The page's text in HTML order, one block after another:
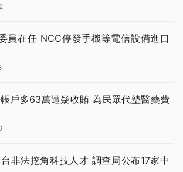
員在任 NCC停發手機等電信設備進口
戶多63萬遭疑收賄 為民眾代墊醫藥費
非法挖角科技人才 調查局公布17家中